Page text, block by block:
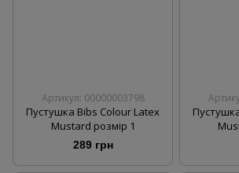
Артикул: 00000003798
Пустушка Bibs Colour Latex
Mustard розмір 1
289 грн